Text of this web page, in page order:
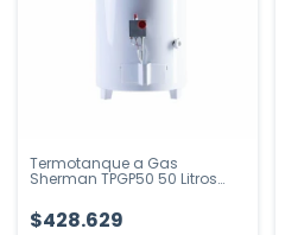
Termotanque a Gas
Sherman TPGP50 50 Litros
$428.629